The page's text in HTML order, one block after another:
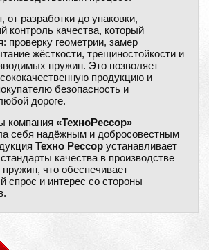
от разработки до упаковки,
контроль качества, который
проверку геометрии, замер
жёсткости, трещиностойкости и
пружин. Это позволяет
продукцию и
безопасность и
дороге.
компания «ТехноРессор»
себя надёжным и добросовестным
Техно Рессор устанавливает
качества в производстве
что обеспечивает
спрос и интерес со стороны